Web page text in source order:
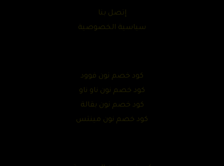
إتصل بنا
سياسية الخصوصية
كود خصم نون فوود
كود خصم نون ناو ناو
كود خصم نون بقالة
كود خصم نون مينتس